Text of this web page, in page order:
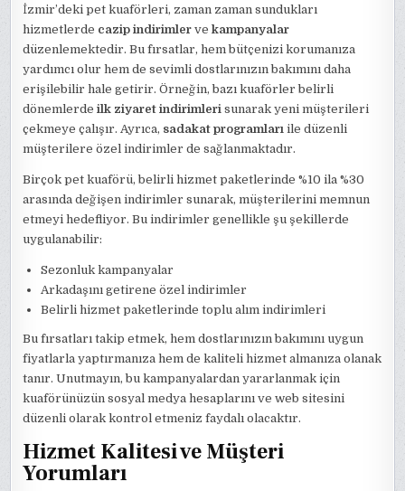
İzmir’deki pet kuaförleri, zaman zaman sundukları
hizmetlerde cazip indirimler vekampanyalar
düzenlemektedir. Bu fırsatlar, hem bütçenizi korumanıza
yardımcı olur hem de sevimli dostlarınızın bakımını daha
erişilebilir hale getirir. Örneğin, bazı kuaförler belirli
dönemlerdeilk ziyaret indirimleri sunarak yeni müşterileri
çekmeye çalışır. Ayrıca, sadakat programları ile düzenli
müşterilere özel indirimler de sağlanmaktadır.
Birçok pet kuaförü, belirli hizmet paketlerinde %10 ila %30
arasında değişen indirimler sunarak, müşterilerini memnun
etmeyi hedefliyor. Bu indirimler genellikle şu şekillerde
uygulanabilir:
Sezonluk kampanyalar
Arkadaşını getirene özel indirimler
Belirli hizmet paketlerinde toplu alım indirimleri
Bu fırsatları takip etmek, hem dostlarınızın bakımını uygun
fiyatlarla yaptırmanıza hem de kaliteli hizmet almanıza olanak
tanır. Unutmayın, bu kampanyalardan yararlanmak için
kuaförünüzün sosyal medya hesaplarını ve web sitesini
düzenli olarak kontrol etmeniz faydalı olacaktır.
Hizmet Kalitesi ve Müşteri
Yorumları